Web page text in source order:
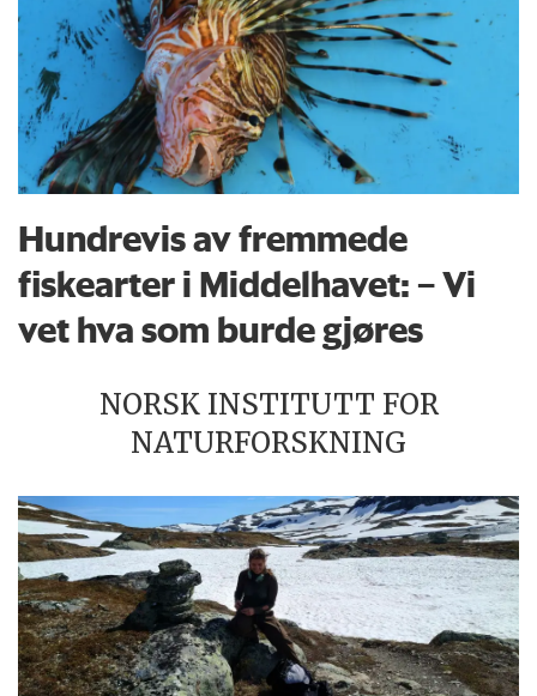
Hundrevis av fremmede
fiskearter i Middelhavet: – Vi
vet hva som burde gjøres
NORSK INSTITUTT FOR
NATURFORSKNING